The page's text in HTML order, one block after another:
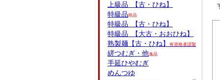
上級品 【古・ひね】
特級品絶品
特級品 【古・ひね】
特級品 【大古・おおひね】
熟製麺【古・ひね】
有資格者謹製
縒つむぎ・他逸品
手延ひやむぎ
めんつゆ